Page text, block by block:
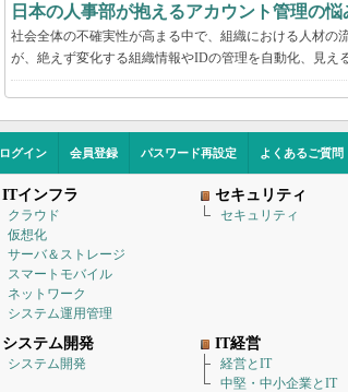
日本の人事部が抱えるアカウント管理の
社会全体の不確実性が高まる中で、組織における人材
が、絶えず変化する組織情報やIDの管理を自動化、見え
ログイン 会員登録 パスワード再設定 よくあるご質問
ITインフラ
クラウド
仮想化
サーバ＆ストレージ
スマートモバイル
ネットワーク
システム運用管理
セキュリティ
セキュリティ
システム開発
システム開発
IT経営
経営とIT
中堅・中小企業とIT